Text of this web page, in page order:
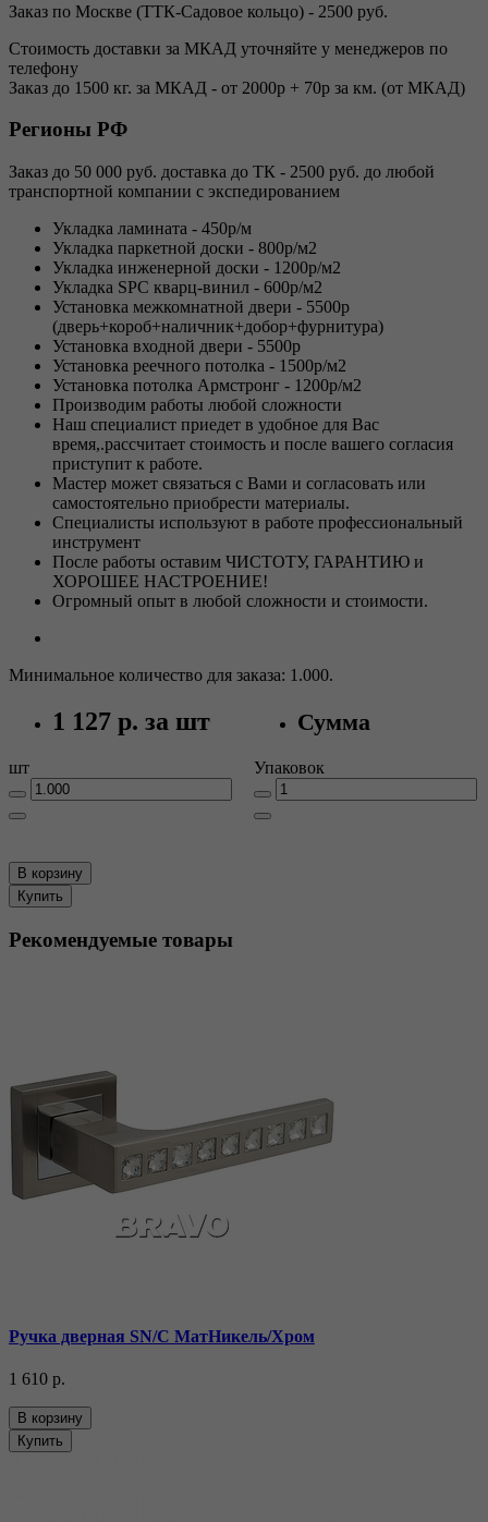
Заказ по Москве (ТТК-Садовое кольцо) - 2500 руб.
Стоимость доставки за МКАД уточняйте у менеджеров по
телефону
Заказ до 1500 кг. за МКАД - от 2000р + 70р за км. (от МКАД)
Регионы РФ
Заказ до 50 000 руб. доставка до ТК - 2500 руб. до любой
транспортной компании с экспедированием
Укладка ламината - 450р/м
Укладка паркетной доски - 800р/м2
Укладка инженерной доски - 1200р/м2
Укладка SPC кварц-винил - 600р/м2
Установка межкомнатной двери - 5500р
(дверь+короб+наличник+добор+фурнитура)
Установка входной двери - 5500р
Установка реечного потолка - 1500р/м2
Установка потолка Армстронг - 1200р/м2
Производим работы любой сложности
Наш специалист приедет в удобное для Вас
время,.рассчитает стоимость и после вашего согласия
приступит к работе.
Мастер может связаться с Вами и согласовать или
самостоятельно приобрести материалы.
Специалисты используют в работе профессиональный
инструмент
После работы оставим ЧИСТОТУ, ГАРАНТИЮ и
ХОРОШЕЕ НАСТРОЕНИЕ!
Огромный опыт в любой сложности и стоимости.
Минимальное количество для заказа: 1.000.
1 127 р. за шт Сумма
шт Упаковок
В корзину
Купить
Рекомендуемые товары
Ручка дверная SN/C МатНикель/Хром
1 610 р.
В корзину
Купить